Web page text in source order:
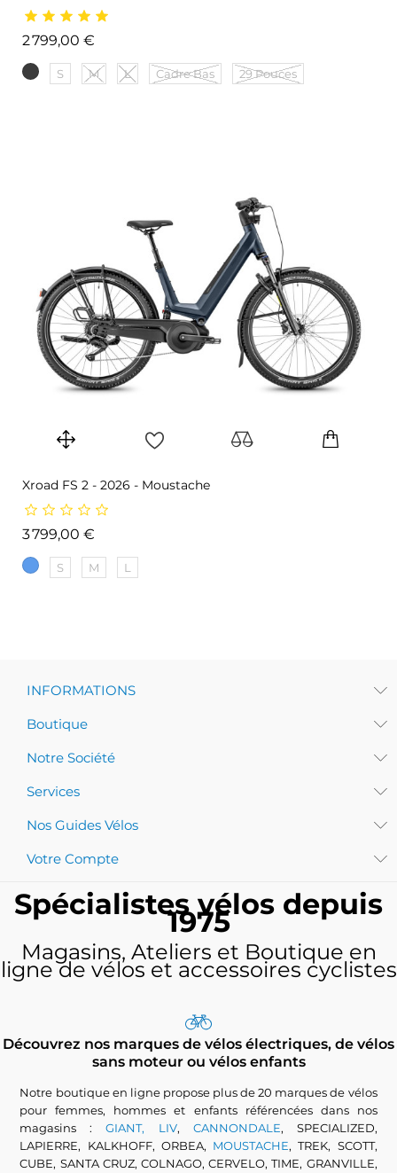
2 799,00 €
S M L Cadre Bas 29 Pouces
Xroad FS 2 - 2026 - Moustache
3 799,00 €
S M L
INFORMATIONS
Boutique
Notre Société
Services
Nos Guides Vélos
Votre Compte
Spécialistes vélos depuis
1975
Magasins, Ateliers et Boutique en
ligne de vélos et accessoires cyclistes
Découvrez nos marques de vélos électriques, de vélos
sans moteur ou vélos enfants
Notre boutique en ligne propose plus de 20 marques de vélos
pour femmes, hommes et enfants référencées dans nos
magasins :GIANT, LIV, CANNONDALE, SPECIALIZED,
LAPIERRE, KALKHOFF, ORBEA, MOUSTACHE, TREK, SCOTT,
CUBE, SANTA CRUZ, COLNAGO, CERVELO, TIME, GRANVILLE,